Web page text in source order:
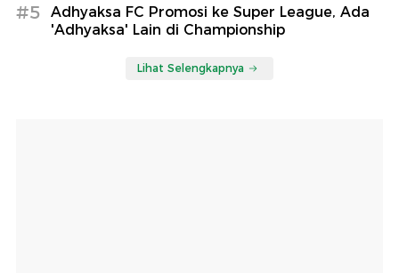
#5
Adhyaksa FC Promosi ke Super League, Ada
'Adhyaksa' Lain di Championship
Lihat Selengkapnya